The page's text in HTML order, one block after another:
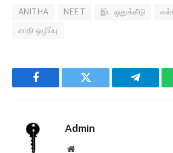
ANITHA NEET இட ஒதுக்கீடு
சாதி ஒழிப்பு
Facebook Twitter
Admin
Website